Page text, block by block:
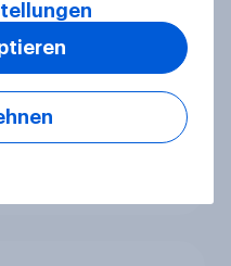
-
neuen